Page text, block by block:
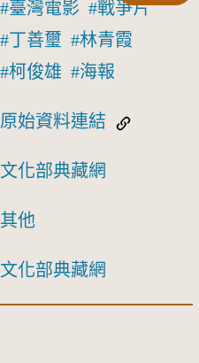
臺灣電影
戰爭片
丁善璽
林青霞
柯俊雄
海報
原始資料連結
文化部典藏網
其他
文化部典藏網